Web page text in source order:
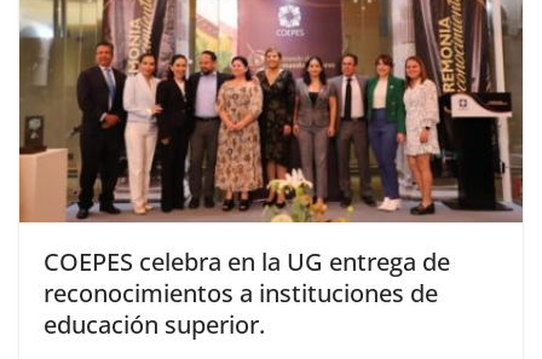
COEPES celebra en la UG entrega de
reconocimientos a instituciones de
educación superior.